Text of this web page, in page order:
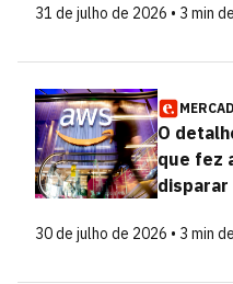
31 de julho de 2026 • 3 min
O
que fez
disparar
30 de julho de 2026 • 3 min